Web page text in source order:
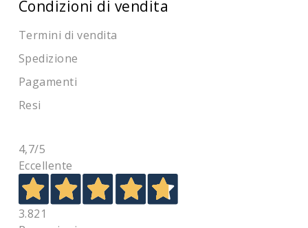
Condizioni di vendita
Termini di vendita
Spedizione
Pagamenti
Resi
4,7/5
Eccellente
3.821